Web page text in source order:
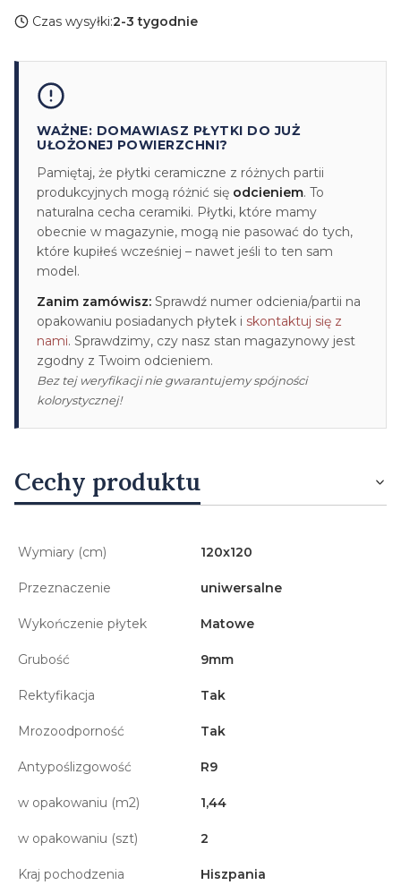
Czas wysyłki:2-3 tygodnie
WAŻNE: DOMAWIASZ PŁYTKI DO JUŻ
UŁOŻONEJ POWIERZCHNI?
Pamiętaj, że płytki ceramiczne z różnych partii
produkcyjnych mogą różnić się odcieniem. To
naturalna cecha ceramiki. Płytki, które mamy
obecnie w magazynie, mogą nie pasować do tych,
które kupiłeś wcześniej – nawet jeśli to ten sam
model.
Zanim zamówisz: Sprawdź numer odcienia/partii na
opakowaniu posiadanych płytek i skontaktuj się z
nami. Sprawdzimy, czy nasz stan magazynowy jest
zgodny z Twoim odcieniem.
Bez tej weryfikacji nie gwarantujemy spójności
kolorystycznej!
Cechy produktu
Wymiary (cm) 120x120
Przeznaczenie uniwersalne
Wykończenie płytek Matowe
Grubość 9mm
Rektyfikacja Tak
Mrozoodporność Tak
Antypoślizgowość R9
w opakowaniu (m2) 1,44
w opakowaniu (szt) 2
Kraj pochodzenia Hiszpania